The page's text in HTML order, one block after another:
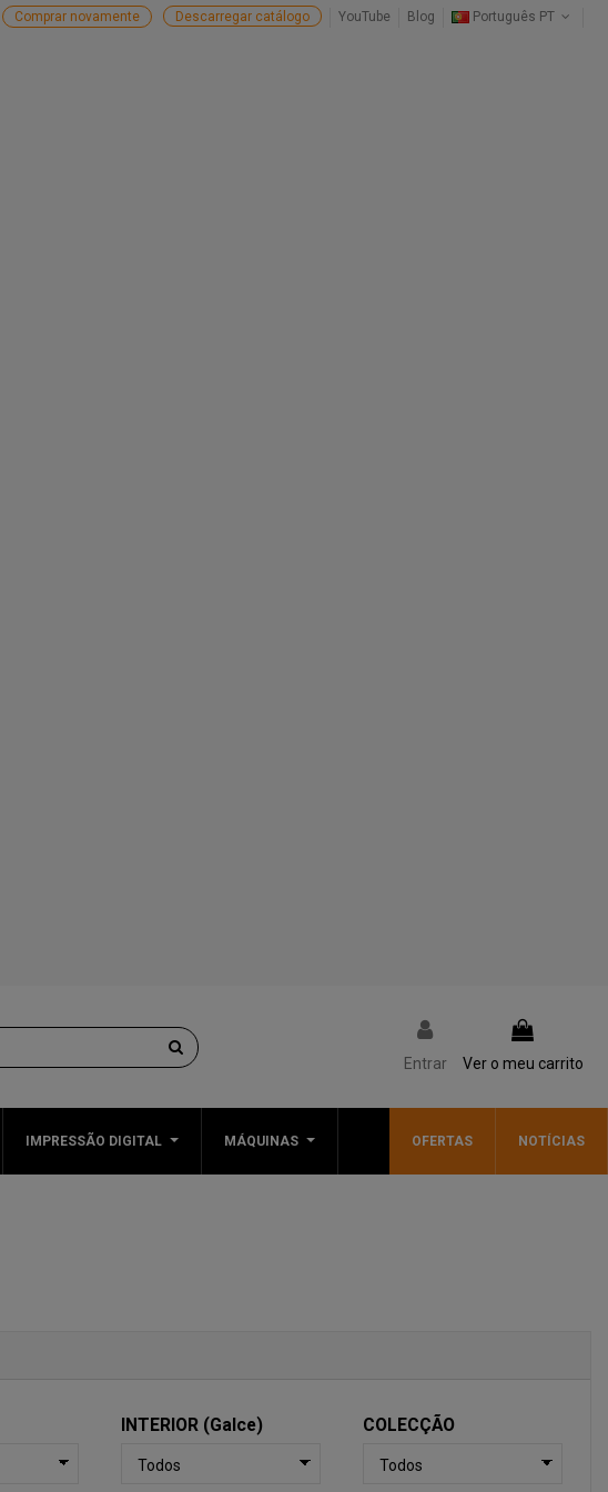
Português PT
Blog
YouTube
Descarregar catálogo
Comprar novamente
Entrar Ver o meu carrito
IMPRESSÃO DIGITAL MÁQUINAS OFERTAS NOTÍCIAS
INTERIOR (Galce) COLECÇÃO